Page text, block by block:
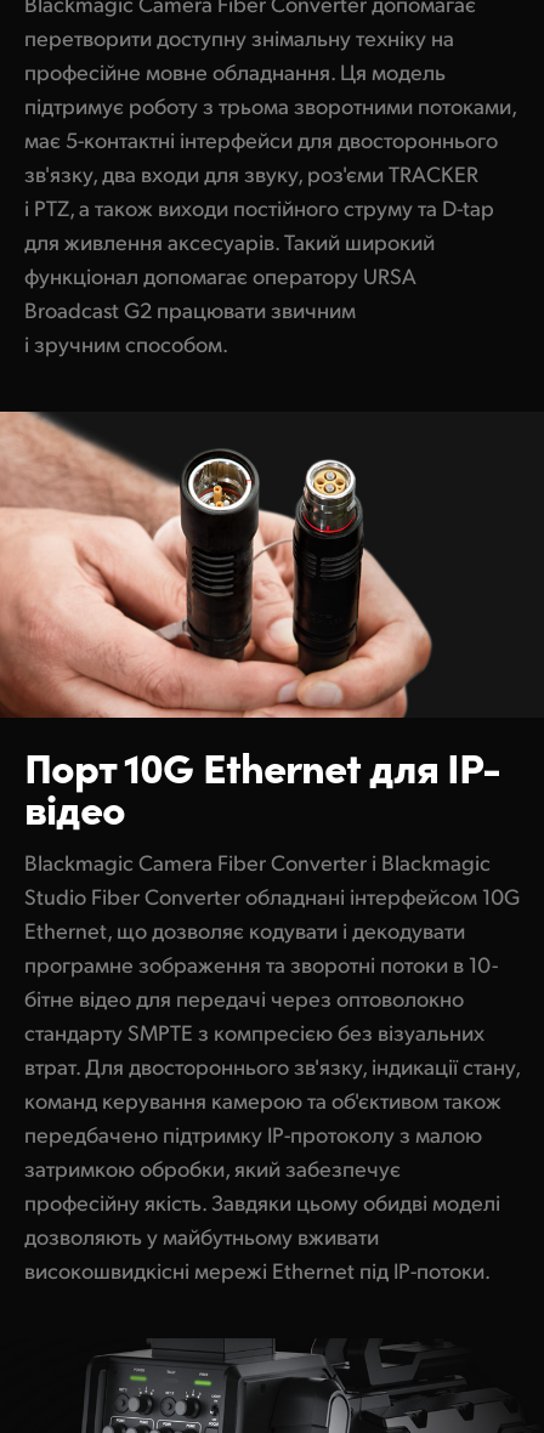
перетворити доступну знімальну техніку на
професійне мовне обладнання. Ця модель
підтримує роботу з трьома зворотними потоками,
має 5-контактні інтерфейси для двостороннього
зв'язку, два входи для звуку, роз'єми TRACKER
і PTZ, а також виходи постійного струму та D-tap
для живлення аксесуарів. Такий широкий
функціонал допомагає оператору URSA
Broadcast G2 працювати звичним
і зручним способом.
Порт 10G Ethernetдля IP-
відео
Blackmagic Camera Fiber Converter і Blackmagic
Studio Fiber Converter обладнані інтерфейсом 10G
Ethernet, що дозволяє кодувати і декодувати
програмне зображення та зворотні потоки в 10-
бітне відео для передачі через оптоволокно
стандарту SMPTE з компресією без візуальних
втрат. Для двостороннього зв'язку, індикації стану,
команд керування камерою та об'єктивом також
передбачено підтримку IP-протоколу з малою
затримкою обробки, який забезпечує
професійну якість. Завдяки цьому обидві моделі
дозволяють у майбутньому вживати
високошвидкісні мережі Ethernet під IP-потоки.